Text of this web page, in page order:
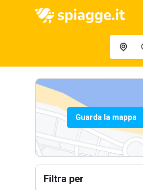
Guarda la mappa
Filtra per